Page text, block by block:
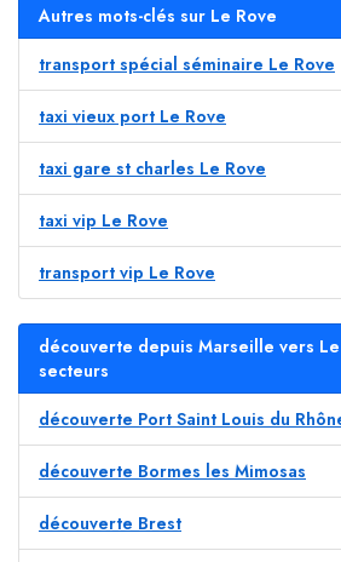
Autres mots-clés sur Le Rove
transport spécial séminaire Le Rove
taxi vieux port Le Rove
taxi gare st charles Le Rove
taxi vip Le Rove
transport vip Le Rove
découverte depuis Marseille vers
secteurs
découverte Port Saint Louis du
découverte Bormes les Mimosas
découverte Brest